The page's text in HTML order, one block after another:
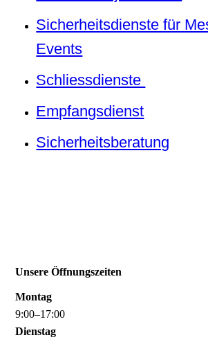
Sicherheitsdienste für
Events
Schliessdienste
Empfangsdienst
Sicherheitsberatung
Unsere Öffnungszeiten
Montag
9:00–17:00
Dienstag